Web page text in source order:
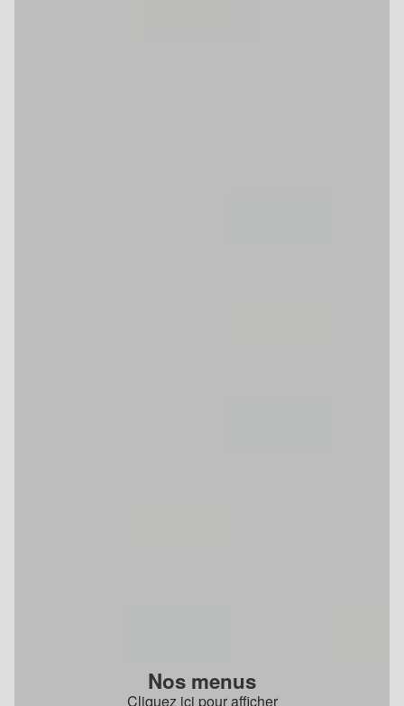
Nos menus
Cliquez ici pour afficher